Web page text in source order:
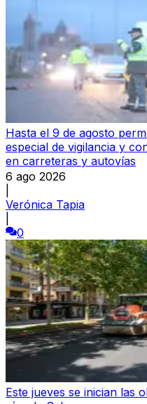
Hasta el 9 de agosto
especial de vigilancia y
en carreteras y autovías
6 ago 2026
Verónica Tapia
0
Este jueves se inician las